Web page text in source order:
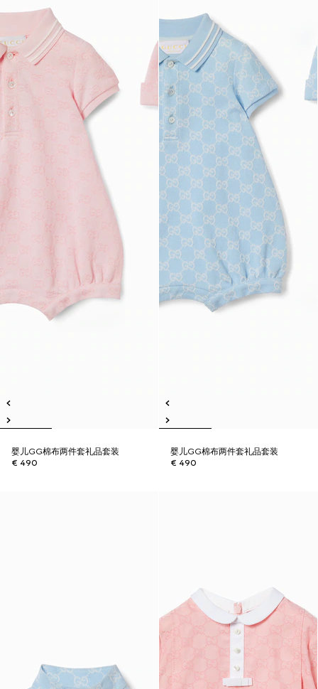
婴儿GG棉布两件套礼品套装
€ 490
婴儿GG棉布两件套礼品套装
€ 490